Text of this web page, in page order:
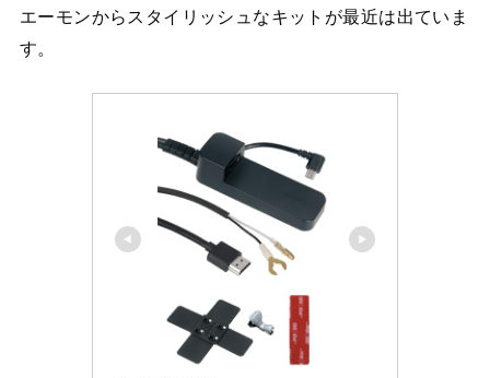
エーモンからスタイリッシュなキットが最近は出ていま
す。